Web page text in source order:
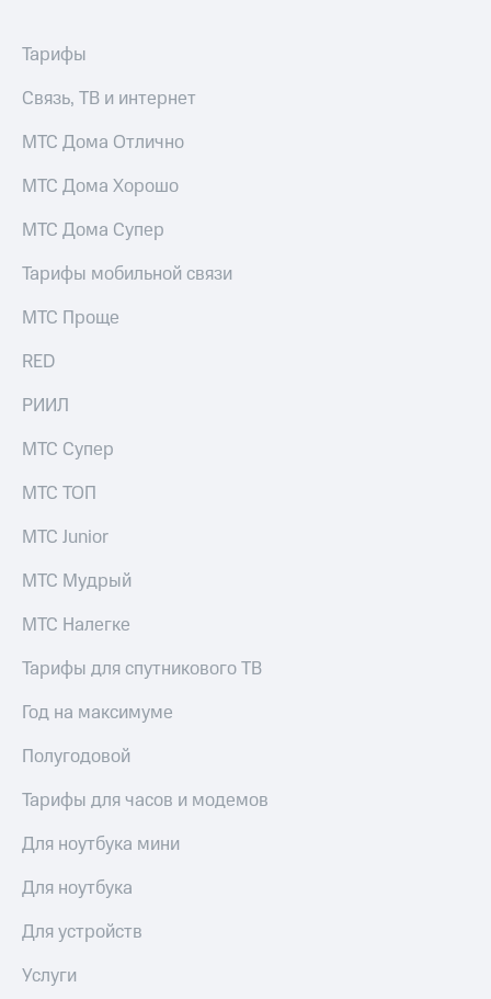
Документы
"МТС"
акционеров
кабинет
Акционерный
Контроль
Программа
Порядок
акций
Рынок
Еврооблигации-2023
о
погашении
именных
Другое
Регистратор
Реквизиты
Контакты
развитие
деловая этика
На главную
Тарифы
Связь, ТВ и интернет
МТС Дома Отлично
МТС Дома Хорошо
МТС Дома Супер
Тарифы мобильной связи
МТС Проще
RED
РИИЛ
МТС Супер
МТС ТОП
МТС Junior
МТС Мудрый
МТС Налегке
Тарифы для спутникового ТВ
Год на максимуме
Полугодовой
Тарифы для часов и модемов
Для ноутбука мини
Для ноутбука
Для устройств
Услуги